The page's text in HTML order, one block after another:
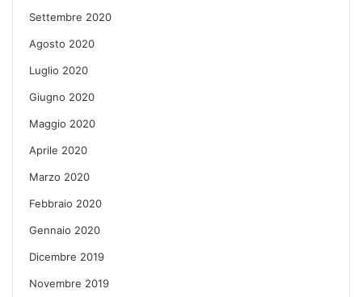
Settembre 2020
Agosto 2020
Luglio 2020
Giugno 2020
Maggio 2020
Aprile 2020
Marzo 2020
Febbraio 2020
Gennaio 2020
Dicembre 2019
Novembre 2019